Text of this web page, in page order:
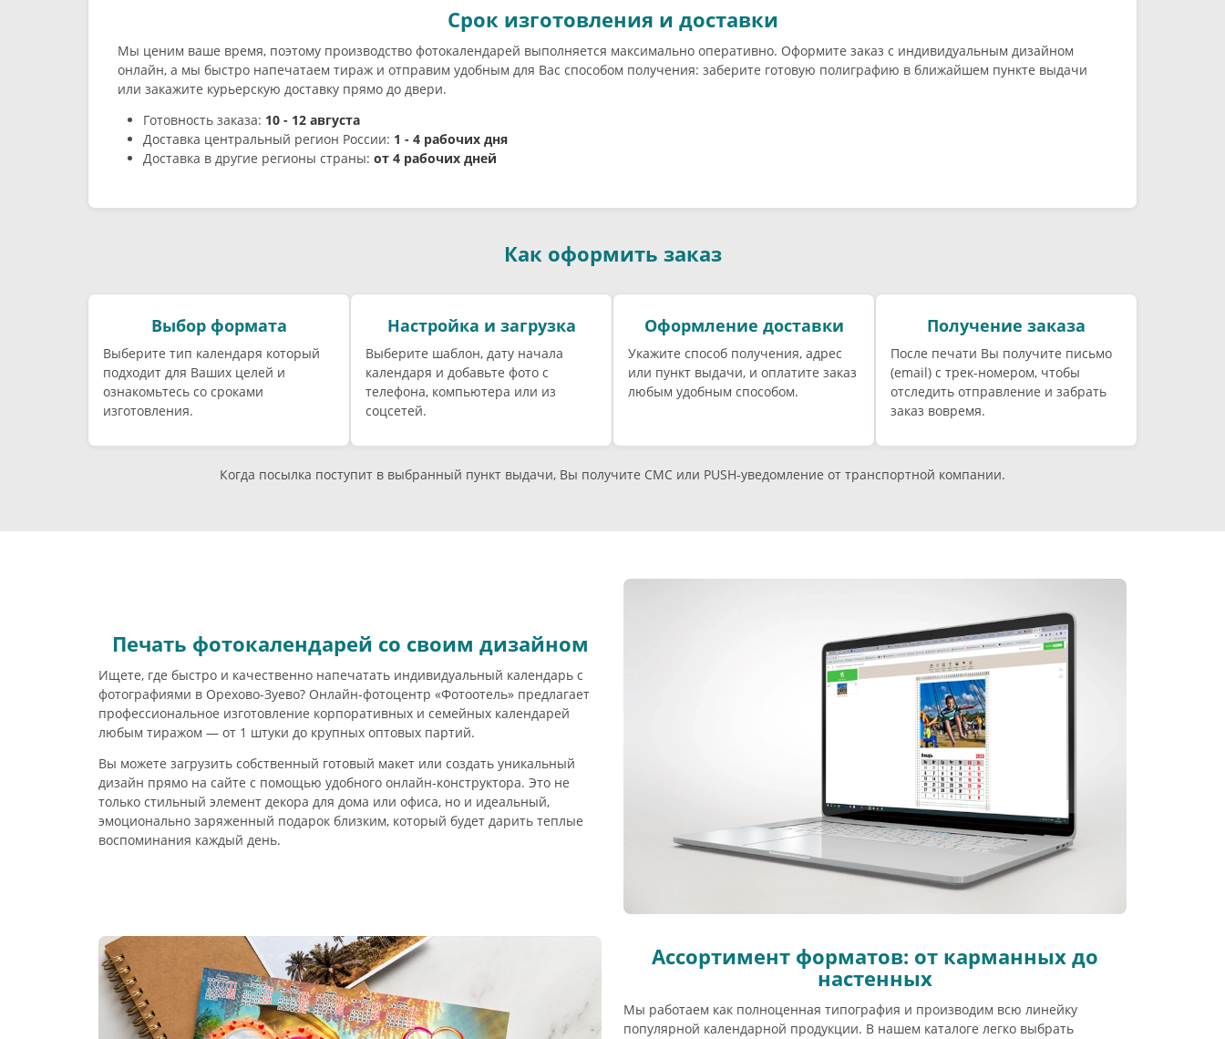
Срок изготовления и доставки
Мы ценим ваше время, поэтому производство фотокалендарей выполняется максимально оперативно. Оформите заказ с индивидуальным дизайном
онлайн, а мы быстро напечатаем тираж и отправим удобным для Вас способом получения: заберите готовую полиграфию в ближайшем пункте выдачи
или закажите курьерскую доставку прямо до двери.
Готовность заказа: 10 - 12 августа
Доставка центральный регион России: 1 - 4 рабочих дня
Доставка в другие регионы страны: от 4 рабочих дней
Как оформить заказ
Выбор формата
Выберите тип календаря который
подходит для Ваших целей и
ознакомьтесь со сроками
изготовления.
Настройка и загрузка
Выберите шаблон, дату начала
календаря и добавьте фото с
телефона, компьютера или из
соцсетей.
Оформление доставки
Укажите способ получения, адрес
или пункт выдачи, и оплатите заказ
любым удобным способом.
Получение заказа
После печати Вы получите письмо
(email) c трек-номером, чтобы
отследить отправление и забрать
заказ вовремя.
Когда посылка поступит в выбранный пункт выдачи, Вы получите СМС или PUSH-уведомление от транспортной компании.
Печать фотокалендарей со своим дизайном
Ищете, где быстро и качественно напечатать индивидуальный календарь с
фотографиями в Орехово-Зуево? Онлайн-фотоцентр «Фотоотель» предлагает
профессиональное изготовление корпоративных и семейных календарей
любым тиражом — от 1 штуки до крупных оптовых партий.
Вы можете загрузить собственный готовый макет или создать уникальный
дизайн прямо на сайте с помощью удобного онлайн-конструктора. Это не
только стильный элемент декора для дома или офиса, но и идеальный,
эмоционально заряженный подарок близким, который будет дарить теплые
воспоминания каждый день.
Ассортимент форматов: от карманных до
настенных
Мы работаем как полноценная типография и производим всю линейку
популярной календарной продукции. В нашем каталоге легко выбрать